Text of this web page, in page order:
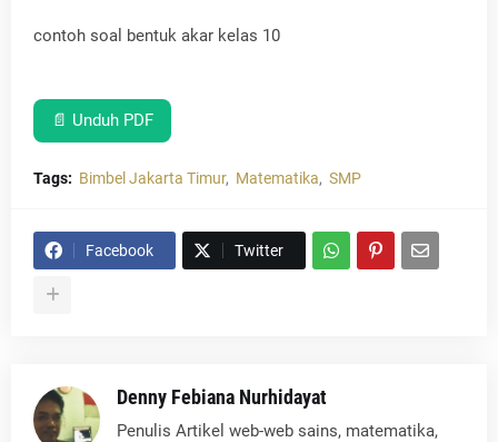
contoh soal bentuk akar kelas 10
📄 Unduh PDF
Tags: Bimbel Jakarta Timur Matematika SMP
Facebook Twitter
Denny Febiana Nurhidayat
Penulis Artikel web-web sains, matematika,